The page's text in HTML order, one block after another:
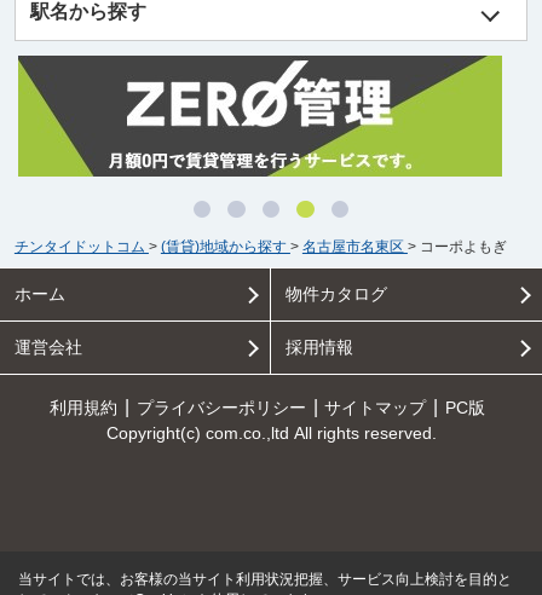
駅名から探す
チンタイドットコム > (賃貸)地域から探す > 名古屋市名東区 > コーポよもぎ
ホーム 物件カタログ
運営会社 採用情報
利用規約 プライバシーポリシー サイトマップ
PC版
Copyright(c) com.co.,ltd All rights reserved.
当サイトでは、お客様の当サイト利用状況把握、サービス向上検討を目的と